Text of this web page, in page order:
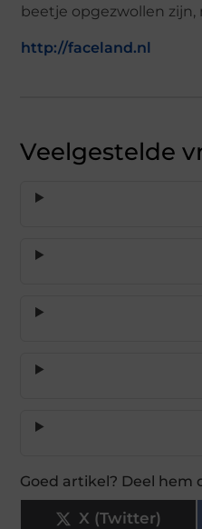
beetje opgezwollen zijn,
http://faceland.nl
Veelgestelde
Goed artikel? Deel hem
X (Twitter)